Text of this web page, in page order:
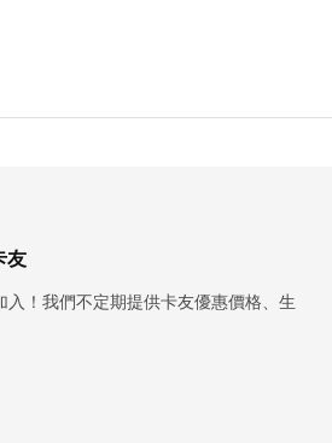
友
入！我們不定期提供卡友優惠價格、生